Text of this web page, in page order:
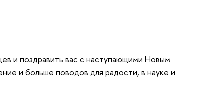
и поздравить вас с наступающими Новым
и больше поводов для радости, в науке и